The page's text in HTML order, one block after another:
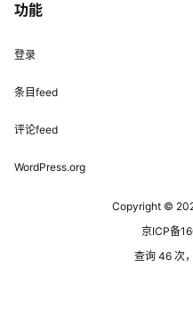
功能
登录
条目feed
评论feed
WordPress.org
Copyright ©
京ICP备
查询 46 次